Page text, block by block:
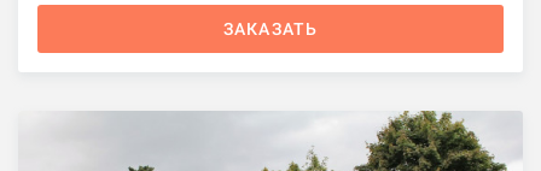
ЗАКАЗАТЬ